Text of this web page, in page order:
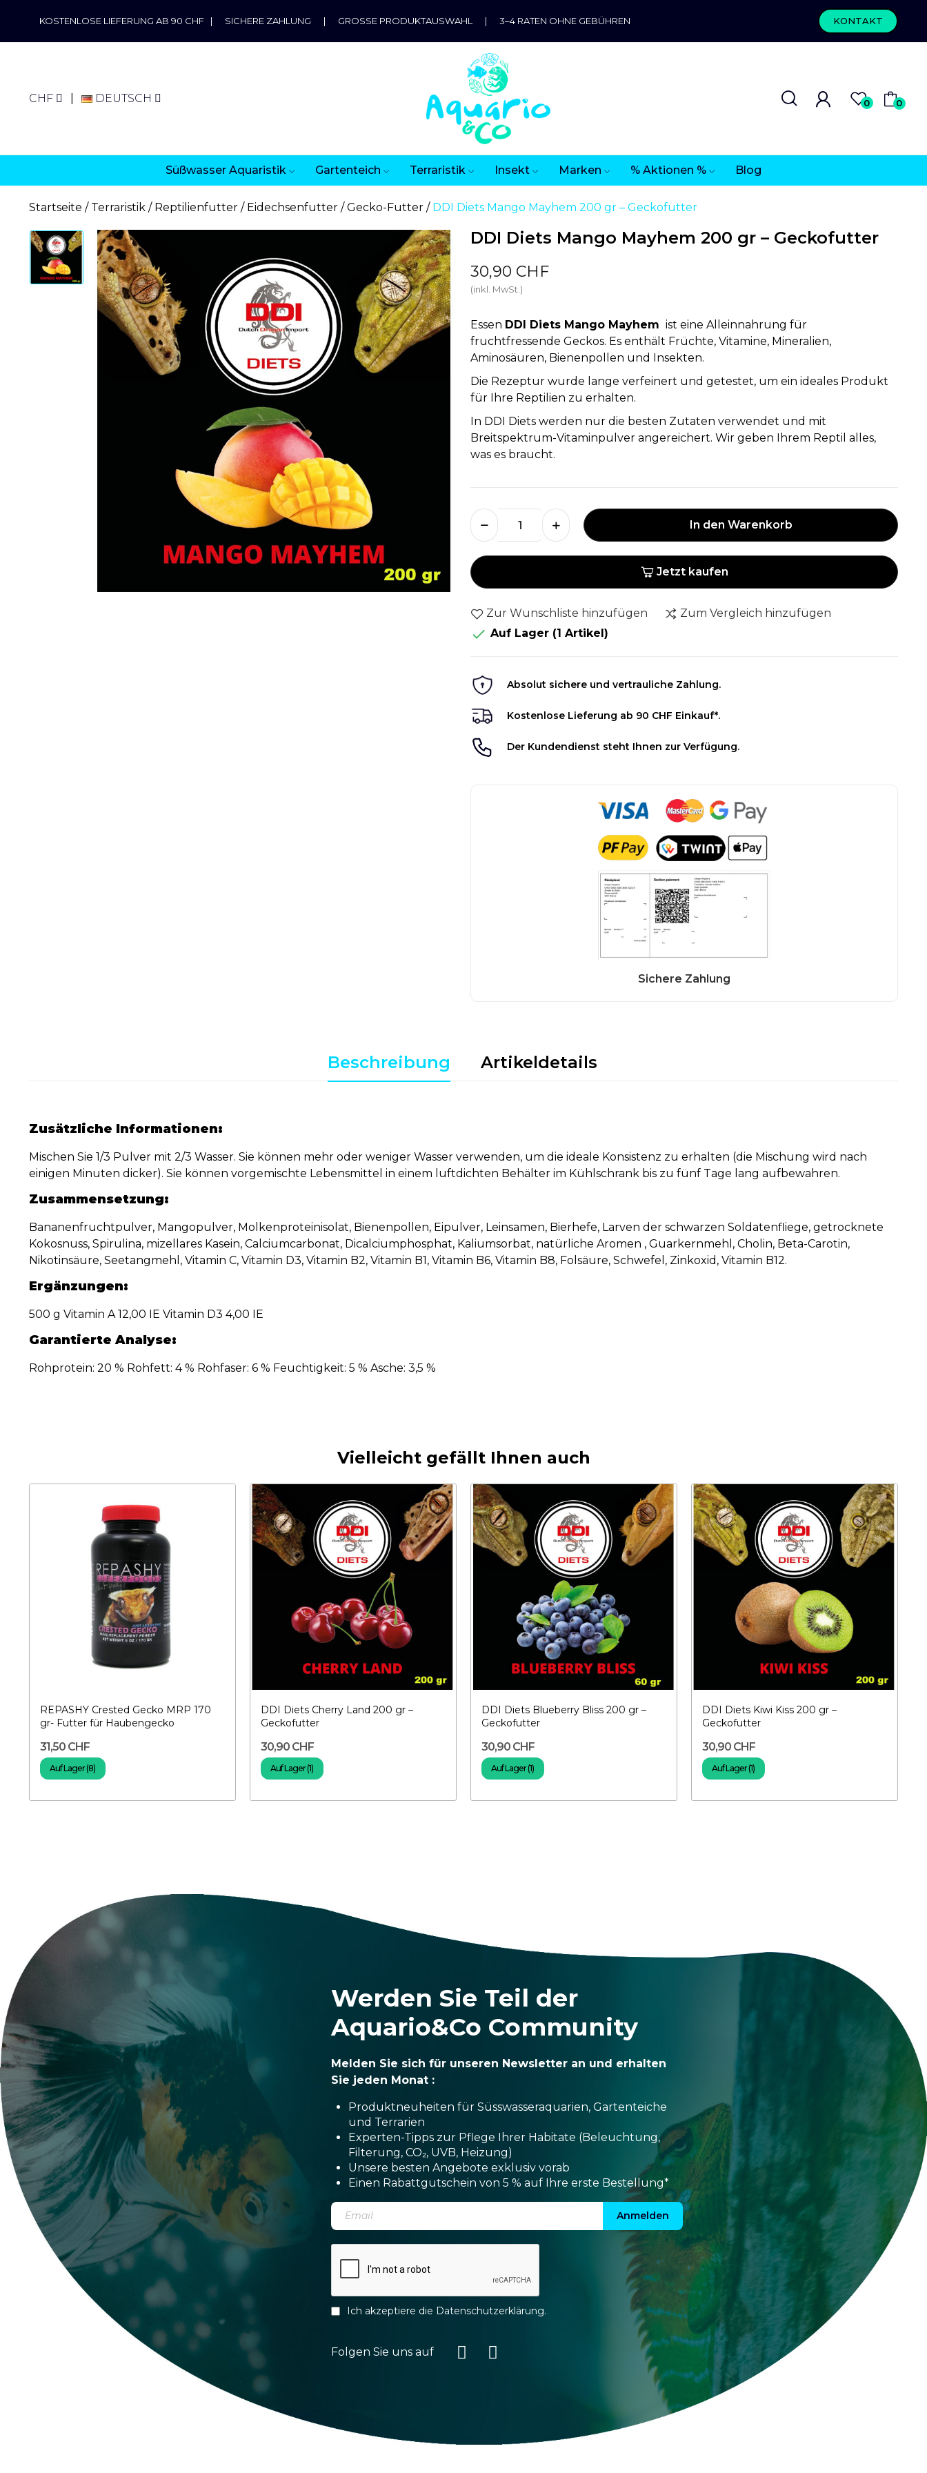
KOSTENLOSE LIEFERUNG AB 90 CHF | SICHERE ZAHLUNG | GROSSE PRODUKTAUSWAHL | 3–4 RATEN OHNE GEBÜHREN KONTAKT
CHF DEUTSCH 0 0
Süßwasser Aquaristik Gartenteich Terraristik Insekt Marken % Aktionen % Blog
Startseite Terraristik Reptilienfutter Eidechsenfutter Gecko-Futter DDI Diets Mango Mayhem 200 gr – Geckofutter
DDI Diets Mango Mayhem 200 gr – Geckofutter
30,90 CHF
(inkl. MwSt.)
Essen DDI Diets Mango Mayhem ist eine Alleinnahrung für
fruchtfressende Geckos. Es enthält Früchte, Vitamine, Mineralien,
Aminosäuren, Bienenpollen und Insekten.
Die Rezeptur wurde lange verfeinert und getestet, um ein ideales Produkt
für Ihre Reptilien zu erhalten.
In DDI Diets werden nur die besten Zutaten verwendet und mit
Breitspektrum-Vitaminpulver angereichert. Wir geben Ihrem Reptil alles,
was es braucht.
In den Warenkorb
Jetzt kaufen
Zur Wunschliste hinzufügen Zum Vergleich hinzufügen
 Auf Lager (1 Artikel)
Absolut sichere und vertrauliche Zahlung.
Kostenlose Lieferung ab 90 CHF Einkauf*.
Der Kundendienst steht Ihnen zur Verfügung.
Beschreibung Artikeldetails
Zusätzliche Informationen:
Mischen Sie 1/3 Pulver mit 2/3 Wasser. Sie können mehr oder weniger Wasser verwenden, um die ideale Konsistenz zu erhalten (die Mischung wird nach
einigen Minuten dicker). Sie können vorgemischte Lebensmittel in einem luftdichten Behälter im Kühlschrank bis zu fünf Tage lang aufbewahren.
Zusammensetzung:
Bananenfruchtpulver, Mangopulver, Molkenproteinisolat, Bienenpollen, Eipulver, Leinsamen, Bierhefe, Larven der schwarzen Soldatenfliege, getrocknete
Kokosnuss, Spirulina, mizellares Kasein, Calciumcarbonat, Dicalciumphosphat, Kaliumsorbat, natürliche Aromen , Guarkernmehl, Cholin, Beta-Carotin,
Nikotinsäure, Seetangmehl, Vitamin C, Vitamin D3, Vitamin B2, Vitamin B1, Vitamin B6, Vitamin B8, Folsäure, Schwefel, Zinkoxid, Vitamin B12.
Ergänzungen:
500 g Vitamin A 12,00 IE Vitamin D3 4,00 IE
Garantierte Analyse:
Rohprotein: 20 % Rohfett: 4 % Rohfaser: 6 % Feuchtigkeit: 5 % Asche: 3,5 %
Vielleicht gefällt Ihnen auch
REPASHY Crested Gecko MRP 170
gr- Futter für Haubengecko
31,50 CHF
Auf Lager (8)
DDI Diets Cherry Land 200 gr –
Geckofutter
30,90 CHF
Auf Lager (1)
DDI Diets Blueberry Bliss 200 gr –
Geckofutter
30,90 CHF
Auf Lager (1)
DDI Diets Kiwi Kiss 200 gr –
Geckofutter
30,90 CHF
Auf Lager (1)
Werden Sie Teil der
Aquario&Co Community
Melden Sie sich für unseren Newsletter an und erhalten
Sie jeden Monat :
Produktneuheiten für Süsswasseraquarien, Gartenteiche
und Terrarien
Experten-Tipps zur Pflege Ihrer Habitate (Beleuchtung,
Filterung, CO₂, UVB, Heizung)
Unsere besten Angebote exklusiv vorab
Einen Rabattgutschein von 5 % auf Ihre erste Bestellung*
Anmelden
Ich akzeptiere die Datenschutzerklärung.
Folgen Sie uns auf